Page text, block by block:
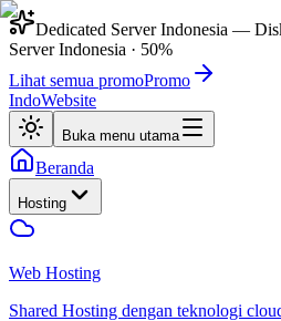
Dedicated Server Indonesia —
Server Indonesia · 50%
Lihat semua promoPromo
IndoWebsite
Buka menu utama
Beranda
Hosting
Web Hosting
Shared Hosting dengan teknologi